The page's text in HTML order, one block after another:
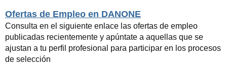
Ofertas de Empleo en DANONE
Consulta en el siguiente enlace las ofertas de empleo
publicadas recientemente y apúntate a aquellas que se
ajustan a tu perfil profesional para participar en los procesos
de selección